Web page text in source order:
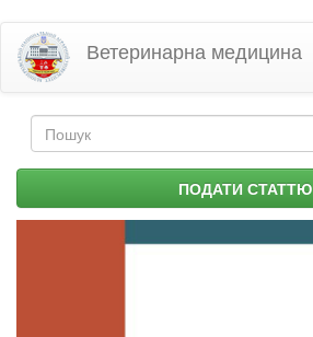
Перейти
основного
матеріалу
Ветеринарна медицина
Пошукова
форма ПОДАТИ СТАТТЮ